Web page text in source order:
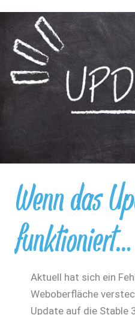
Wenn das
funktioniert…
Aktuell hat sich ein
Weboberfläche
Update auf die Stable